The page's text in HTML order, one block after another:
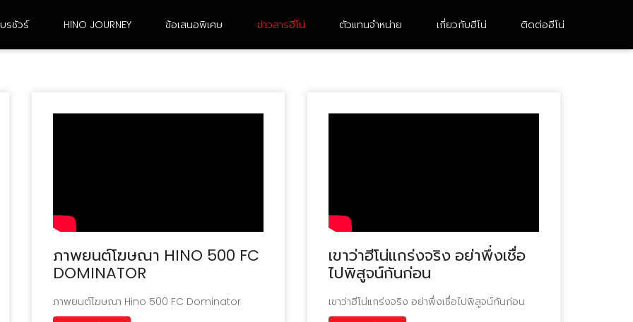
6 ล้อ ขนาดใหญ่
FG8JF3D-ACDMH
FG8JM3A-ACDMH
FG8JP3A-ACDMH
FG8JR3A-ACDMH
10 ล้อ เพลาเดียว
FL8JT3G-CCDMH
10 ล้อ 2 เพลา
FM1AK3M-BDDMH
หัวลาก
รชัวร์ HINO JOURNEY ข้อเสนอพิเศษ ข่าวสารฮีโน่ ตัวแทนจำหน่าย เกี่ยวกับฮีโน่ ติดต่อฮีโน่
ภาพยนต์โฆษณา HINO 500 FC
DOMINATOR
ภาพยนต์โฆษณา Hino 500 FC Dominator
เขาว่าฮีโน่แกร่งจริง อย่าพึ่งเชื่อ
ไปพิสูจน์กันก่อน
เขาว่าฮีโน่แกร่งจริง อย่าพึ่งเชื่อไปพิสูจน์กันก่อน